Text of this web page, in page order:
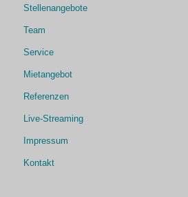
Stellenangebote
Team
Service
Mietangebot
Referenzen
Live-Streaming
Impressum
Kontakt